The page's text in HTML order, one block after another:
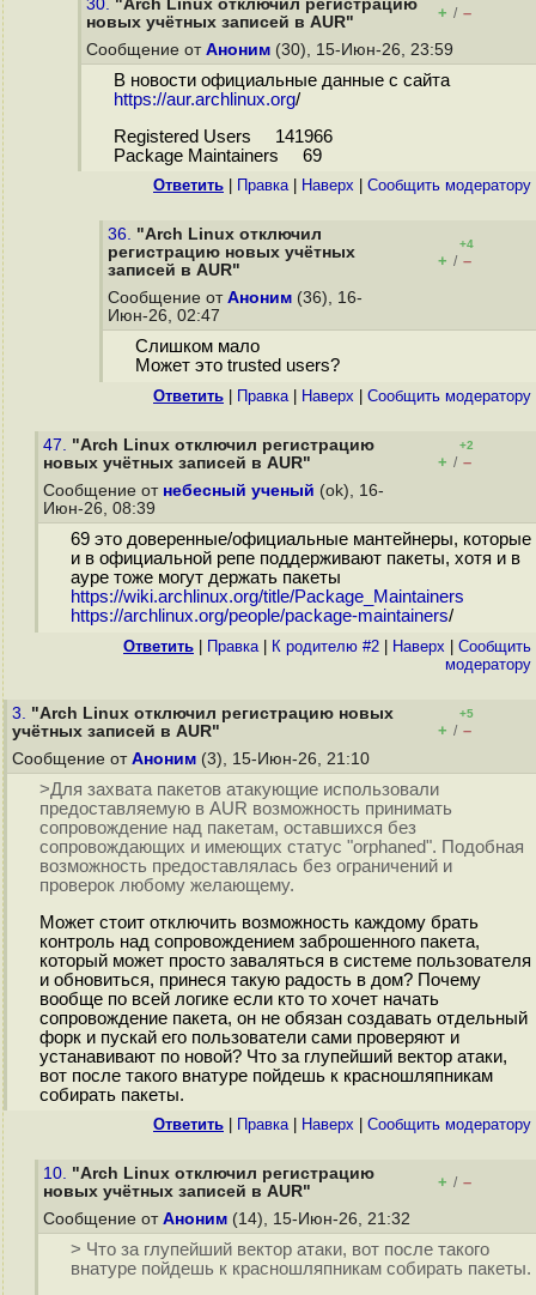
30. "Arch Linux отключил регистрацию
новых учётных записей в AUR"
+ / –
Сообщение от Аноним (30), 15-Июн-26, 23:59
В новости официальные данные с сайта
https://aur.archlinux.org/
Registered Users 141966
Package Maintainers 69
Ответить Правка| Наверх Cообщить модератору
36. "Arch Linux отключил
регистрацию новых учётных
записей в AUR"
+4
+ / –
Сообщение от Аноним (36), 16-
Июн-26, 02:47
Слишком мало
Может это trusted users?
Ответить Правка| Наверх Cообщить модератору
47. "Arch Linux отключил регистрацию
новых учётных записей в AUR"
+2
+ / –
Сообщение от небесный ученый (ok), 16-
Июн-26, 08:39
69 это доверенные/официальные мантейнеры, которые
и в официальной репе поддерживают пакеты, хотя и в
ауре тоже могут держать пакеты
https://wiki.archlinux.org/title/Package_Maintainers
https://archlinux.org/people/package-maintainers/
Ответить Правка| К родителю #2 Наверх
Cообщить
модератору
3. "Arch Linux отключил регистрацию новых
учётных записей в AUR"
+5
+ / –
Сообщение от Аноним (3), 15-Июн-26, 21:10
>Для захвата пакетов атакующие использовали
предоставляемую в AUR возможность принимать
сопровождение над пакетам, оставшихся без
сопровождающих и имеющих статус "orphaned". Подобная
возможность предоставлялась без ограничений и
проверок любому желающему.
Может стоит отключить возможность каждому брать
контроль над сопровождением заброшенного пакета,
который может просто заваляться в системе пользователя
и обновиться, принеся такую радость в дом? Почему
вообще по всей логике если кто то хочет начать
сопровождение пакета, он не обязан создавать отдельный
форк и пускай его пользователи сами проверяют и
устанавивают по новой? Что за глупейший вектор атаки,
вот после такого внатуре пойдешь к красношляпникам
собирать пакеты.
Ответить Правка| Наверх Cообщить модератору
10. "Arch Linux отключил регистрацию
новых учётных записей в AUR"
+ / –
Сообщение от Аноним (14), 15-Июн-26, 21:32
> Что за глупейший вектор атаки, вот после такого
внатуре пойдешь к красношляпникам собирать пакеты.